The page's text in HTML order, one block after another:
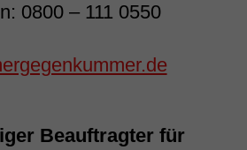
0800 – 111 0550
Beauftragter für